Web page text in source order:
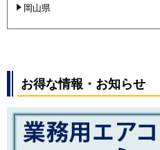
岡山県
お得な情報・お知らせ